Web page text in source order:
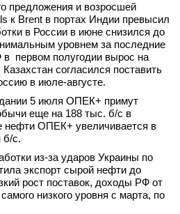
предложения и возросшей
к Brent в портах Индии превысил
в России в июне снизился до
уровнем за последние
первом полугодии вырос на
согласился поставить
в июле-августе.
5 июля ОПЕК+ примут
еще на 188 тыс. б/с в
нефти ОПЕК+ увеличивается в
б/с.
из-за ударов Украины по
экспорт сырой нефти до
рост поставок, доходы РФ от
низкого уровня с марта, по